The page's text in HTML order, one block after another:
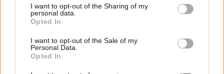
not limited to your visit or usage behaviour. You may click to
grant or deny consent to Google and its third-party tags to
use your data for below specified purposes in below Google
consent section.
I want to opt-out of the Sharing of my
personal data.
Opted In
I want to opt-out of the Sale of my
Personal Data.
Opted In
NB1